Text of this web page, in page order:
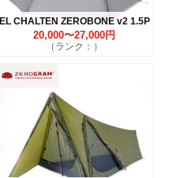
EL CHALTEN ZEROBONE v2 1.5P
20,000〜27,000円
（ランク：）